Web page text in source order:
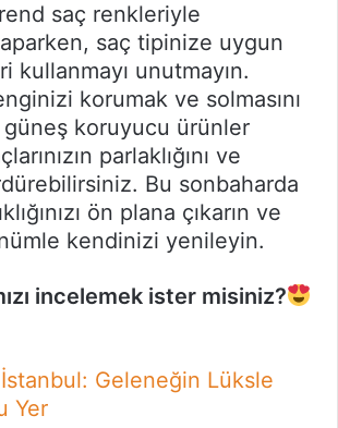
saç renkleriyle
saç tipinize uygun
kullanmayı unutmayın.
korumak ve solmasını
koruyucu ürünler
parlaklığını ve
Bu sonbaharda
ön plana çıkarın ve
kendinizi yenileyin.
incelemek ister misiniz?
Geleneğin Lüksle
Yer